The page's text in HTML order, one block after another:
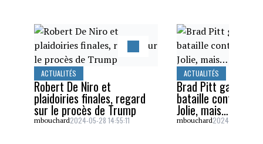
ACTUALITÉS
Robert De Niro et
plaidoiries finales, regard
sur le procès de Trump
mbouchard2024-05-28 14:55:11
ACTUALITÉS
Brad Pitt gagne
bataille contre
Jolie, mais…
mbouchard2024-05-26